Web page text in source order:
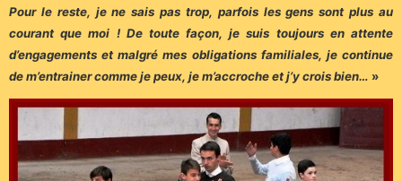
Pour le reste, je ne sais pas trop, parfois les gens sont plus au
courant que moi ! De toute façon, je suis toujours en attente
d’engagements et malgré mes obligations familiales, je continue
de m’entrainer comme je peux, je m’accroche et j’y crois bien… »